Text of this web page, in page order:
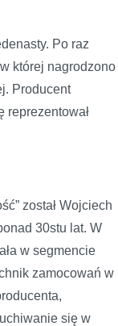
Po raz
której nagrodzono
Producent
reprezentował
został Wojciech
30stu lat. W
w segmencie
zamocowań w
się w